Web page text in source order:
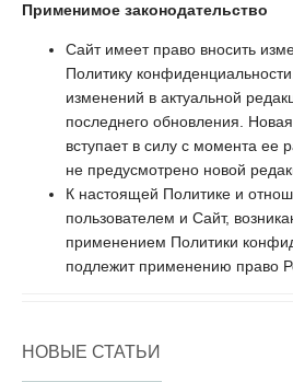
Применимое законодательство
Сайт имеет право вносить
Политику
изменений в актуальной
последнего обновления.
вступает в силу с момента ее
не предусмотрено новой
К настоящей Политике и
пользователем и Сайт,
применением Политики
подлежит применению право
НОВЫЕ СТАТЬИ